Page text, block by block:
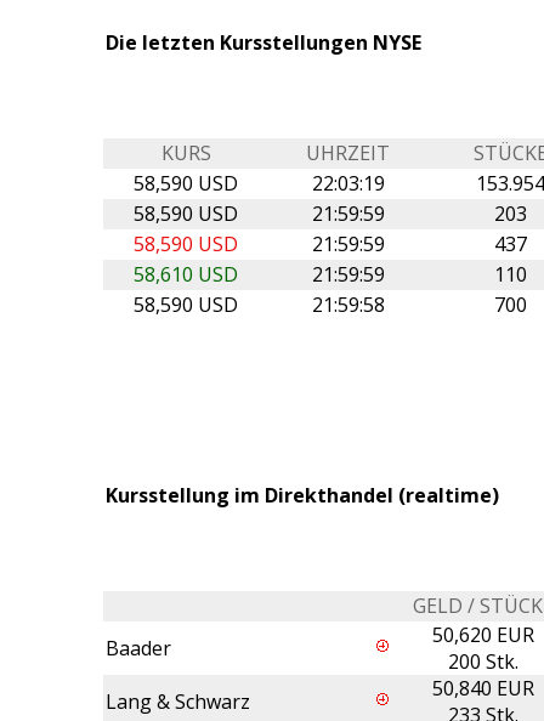
Die letzten Kursstellungen NYSE
KURS UHRZEIT
58,590 USD
22:03:19
58,590 USD
21:59:59
203
58,590 USD
21:59:59
437
58,610 USD
21:59:59
110
58,590 USD
21:59:58 700
Kursstellung im Direkthandel (realtime)
GELD /
Baader
50,620 EUR
200 Stk.
Lang & Schwarz
50,840 EUR
233 Stk.